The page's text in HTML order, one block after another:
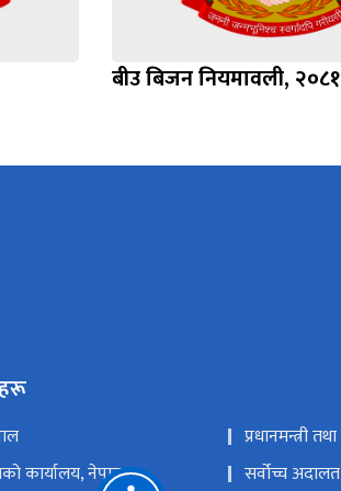
बीउ बिजन नियमावली, २०८१
प्रधानमन्त्री
कार्यालय, नेपाल
सर्वोच्च अदालत